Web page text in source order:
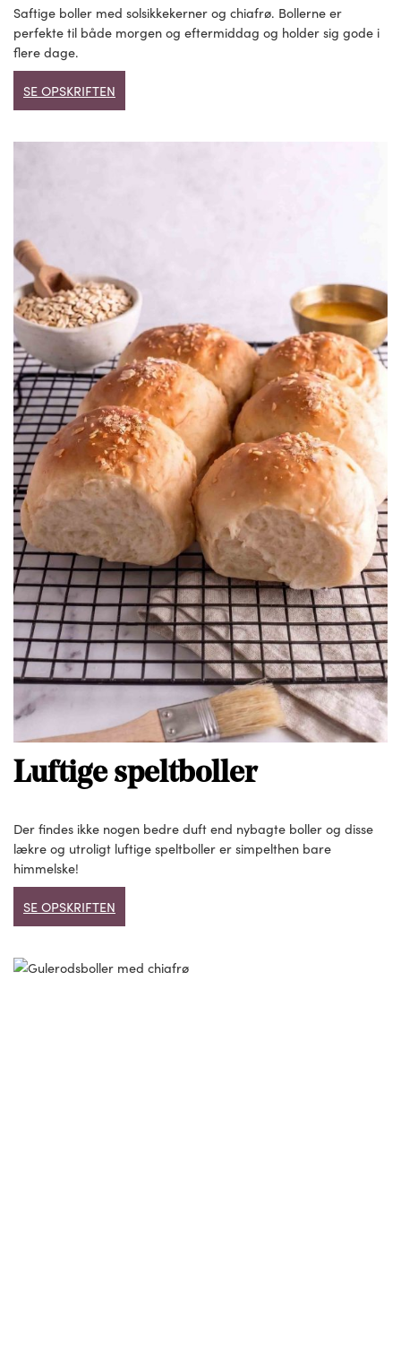
Saftige boller med solsikkekerner og chiafrø. Bollerne er
perfekte til både morgen og eftermiddag og holder sig gode i
flere dage.
SE OPSKRIFTEN
Luftige speltboller
Der findes ikke nogen bedre duft end nybagte boller og disse
lækre og utroligt luftige speltboller er simpelthen bare
himmelske!
SE OPSKRIFTEN